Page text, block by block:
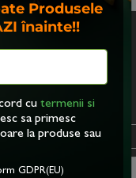
este o sursă
pentru
Acest site foloseste
cookie
OK
Produsele
înainte!!
cu termenii si
sa primesc
la produse sau
GDPR(EU)